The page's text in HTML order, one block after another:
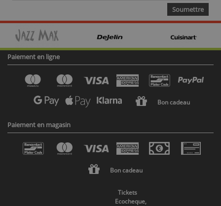
Paiement en ligne
Bon cadeau
Paiement en magasin
Bon cadeau
Tickets
Ecocheque,